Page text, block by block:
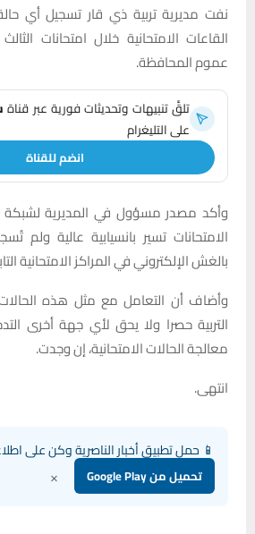
نفت مديرية تربية ذي قار تسجيل أي
القاعات الامتحانية خلال امتحانات
عموم المحافظة.
تلقَّ تنبيهات وتحديثات فورية عبر قناة
على التليغرام
انضم للقناة
وأكد مصدر مسؤول في المديرية لشبكة
الامتحانات تسير بانسيابية عالية ولم
بالغش الإلكتروني في المراكز الامتحانية
وأضاف أن التعامل مع مثل هذه
التربية حصرا ولا يحق لأي جهة أخرى
معالجة الحالات الامتحانية، إن وجدت.
انتهى.
📱 حمل تطبيق أخبار الناصرية وكن على
تحميل من Google Play ×